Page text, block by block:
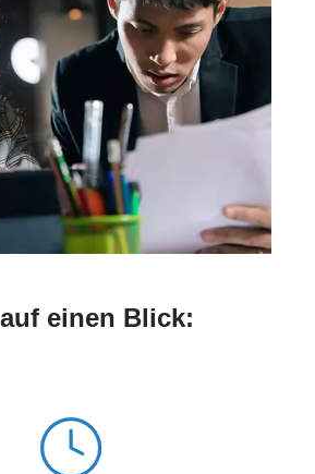
einen Blick: